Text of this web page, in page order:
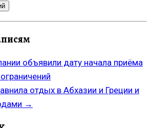
объявили дату начала приёма
отдых в Абхазии и Греции и
→